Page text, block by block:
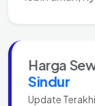
Harga
Sindur
Update